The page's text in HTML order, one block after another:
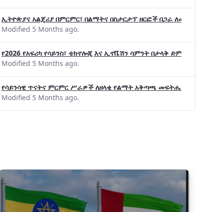
ኢትዮጵያና አልጄሪያ በምርምር፣ በልማትና በስታርታፕ ዘርፎች በጋራ ለመስራት መከሩ፡፡
Modified 5 Months ago.
የ2026 የአፍሪካ የሳይንስ፣ ቴክኖሎጂ እና ኢኖቬሽን ሳምንት በታላቅ ድምቀት
Modified 5 Months ago.
የሳይንሳዊ ጥናትና ምርምር ሥራዎች ለዘላቂ የልማት አቅጣጫ መፍትሔ ጠቋሚ
Modified 5 Months ago.